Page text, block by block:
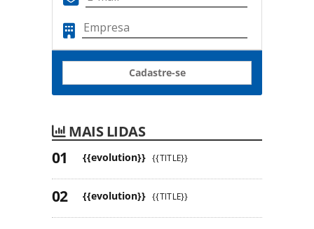
Cadastre-se
MAIS LIDAS
{{evolution}} {{TITLE}}
{{evolution}} {{TITLE}}